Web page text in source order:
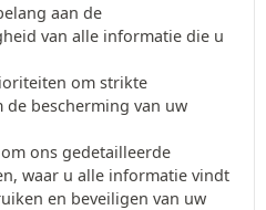
aan de
van alle informatie die u
om strikte
de bescherming van uw
ons gedetailleerde
waar u alle informatie vindt
en beveiligen van uw